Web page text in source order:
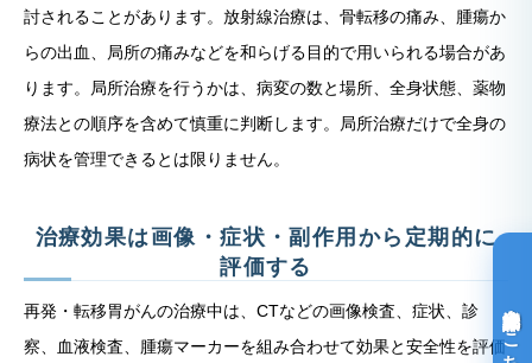
討されることがあります。放射線治療は、骨転移の痛み、腫瘍か
らの出血、局所の痛みなどを和らげる目的で用いられる場合があ
ります。局所治療を行うかは、病変の数と場所、全身状態、薬物
療法との順序を含めて慎重に判断します。局所治療だけで全身の
病状を管理できるとは限りません。
治療効果は画像・症状・副作用から定期的に
評価する
再発・転移胃がんの治療中は、CTなどの画像検査、症状、診
察、血液検査、腫瘍マーカーを組み合わせて効果と安全性を評価光免疫療法詳細はこちら